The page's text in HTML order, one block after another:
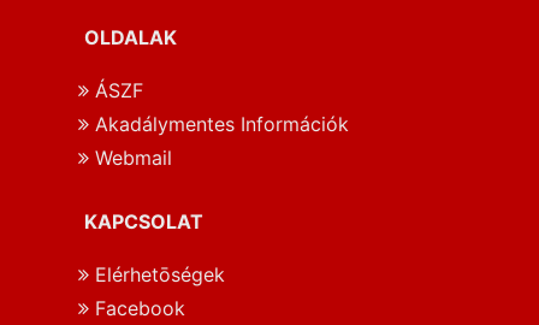
OLDALAK
ÁSZF
Akadálymentes Információk
Webmail
KAPCSOLAT
Elérhetōségek
Facebook